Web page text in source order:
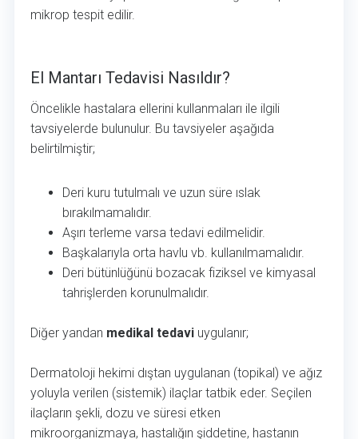
mikrop tespit edilir.
El Mantarı Tedavisi Nasıldır?
Öncelikle hastalara ellerini kullanmaları ile ilgili
tavsiyelerde bulunulur. Bu tavsiyeler aşağıda
belirtilmiştir;
Deri kuru tutulmalı ve uzun süre ıslak
bırakılmamalıdır.
Aşırı terleme varsa tedavi edilmelidir.
Başkalarıyla orta havlu vb. kullanılmamalıdır.
Deri bütünlüğünü bozacak fiziksel ve kimyasal
tahrişlerden korunulmalıdır.
Diğer yandan medikal tedaviuygulanır;
Dermatoloji hekimi dıştan uygulanan (topikal) ve ağız
yoluyla verilen (sistemik) ilaçlar tatbik eder. Seçilen
ilaçların şekli, dozu ve süresi etken
mikroorganizmaya, hastalığın şiddetine, hastanın